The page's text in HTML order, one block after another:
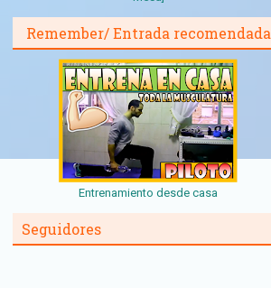
Remember/ Entrada recomendada
Entrenamiento desde casa
Seguidores